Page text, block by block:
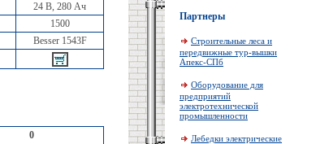
24 В, 280 Ач
1500
Besser 1543F
0
Партнеры
Строительные леса и
передвижные тур-вышки
Апекс-СПб
Оборудование для
предприятий
электротехнической
промышленности
Лебедки электрические